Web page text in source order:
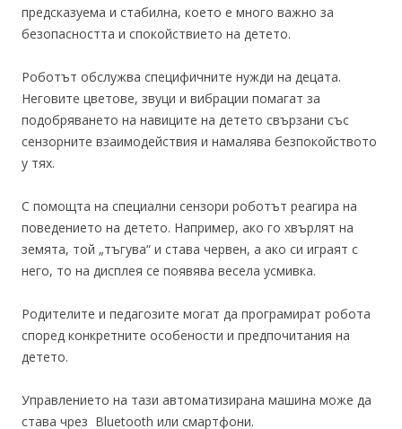
предсказуема и стабилна, което е много важно за
безопасността и спокойствието на детето.
Роботът обслужва специфичните нужди на децата.
Неговите цветове, звуци и вибрации помагат за
подобряването на навиците на детето свързани със
сензорните взаимодействия и намалява безпокойството
у тях.
С помощта на специални сензори роботът реагира на
поведението на детето. Например, ако го хвърлят на
земята, той „тъгува“ и става червен, а ако си играят с
него, то на дисплея се появява весела усмивка.
Родителите и педагозите могат да програмират робота
според конкретните особености и предпочитания на
детето.
Управлението на тази автоматизирана машина може да
става чрез Bluetooth или смартфони.